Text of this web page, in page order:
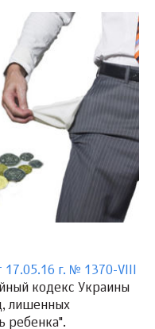
17.05.16 г. № 1370-VIII
кодекс Украины
лишенных
ребенка".